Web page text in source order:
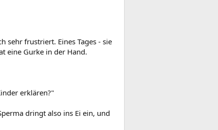
sehr frustriert. Eines Tages - sie
eine Gurke in der Hand.
erklären?"
dringt also ins Ei ein, und